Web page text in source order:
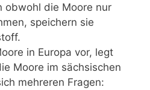
obwohl die Moore nur
speichern sie
in Europa vor, legt
Moore im sächsischen
mehreren Fragen: